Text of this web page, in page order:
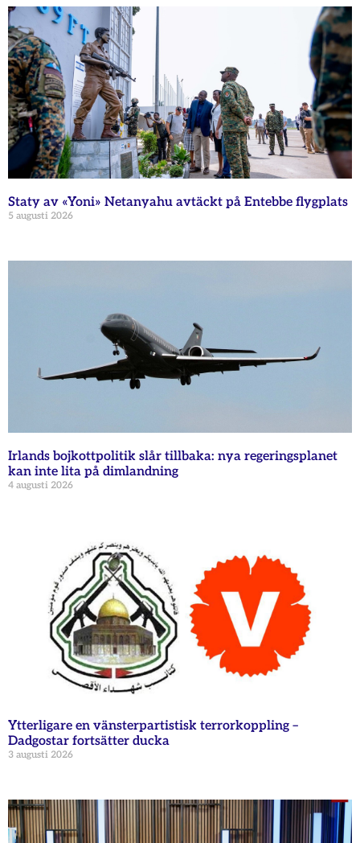
Staty av «Yoni» Netanyahu avtäckt på Entebbe flygplats
5 augusti 2026
Irlands bojkottpolitik slår tillbaka: nya regeringsplanet
kan inte lita på dimlandning
4 augusti 2026
Ytterligare en vänsterpartistisk terrorkoppling –
Dadgostar fortsätter ducka
3 augusti 2026